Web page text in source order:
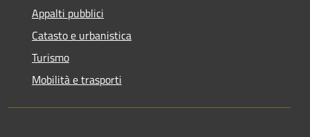
Appalti pubblici
Catasto e urbanistica
Turismo
Mobilità e trasporti